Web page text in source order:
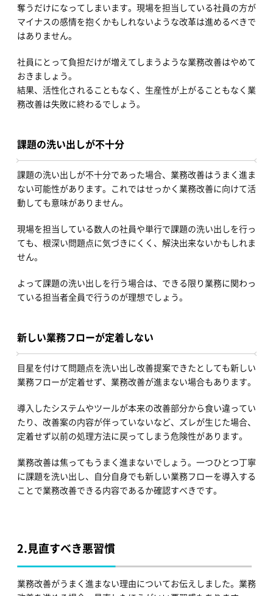
奪うだけになってしまいます。現場を担当している社員の方が
マイナスの感情を抱くかもしれないような改革は進めるべきで
はありません。
社員にとって負担だけが増えてしまうような業務改善はやめて
おきましょう。
結果、活性化されることもなく、生産性が上がることもなく業
務改善は失敗に終わるでしょう。
課題の洗い出しが不十分
課題の洗い出しが不十分であった場合、業務改善はうまく進ま
ない可能性があります。これではせっかく業務改善に向けて活
動しても意味がありません。
現場を担当している数人の社員や単行で課題の洗い出しを行っ
ても、根深い問題点に気づきにくく、解決出来ないかもしれま
せん。
よって課題の洗い出しを行う場合は、できる限り業務に関わっ
ている担当者全員で行うのが理想でしょう。
新しい業務フローが定着しない
目星を付けて問題点を洗い出し改善提案できたとしても新しい
業務フローが定着せず、業務改善が進まない場合もあります。
導入したシステムやツールが本来の改善部分から食い違ってい
たり、改善案の内容が伴っていないなど、ズレが生じた場合、
定着せず以前の処理方法に戻ってしまう危険性があります。
業務改善は焦ってもうまく進まないでしょう。一つひとつ丁寧
に課題を洗い出し、自分自身でも新しい業務フローを導入する
ことで業務改善できる内容であるか確認すべきです。
2.見直すべき悪習慣
業務改善がうまく進まない理由についてお伝えしました。業務